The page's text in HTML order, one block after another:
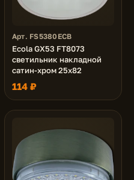
Арт. FS5380ECB
Ecola GX53 FT8073
светильник накладной
сатин-хром 25x82
114 ₽